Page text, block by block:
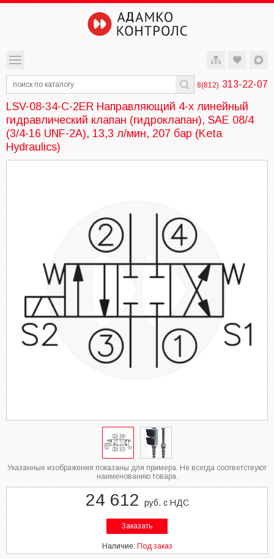
8(812) 313-22-07
LSV-08-34-C-2ER Направляющий 4-х линейный
гидравлический клапан (гидроклапан), SAE 08/4
(3/4-16 UNF-2A), 13,3 л/мин, 207 бар (Keta
Hydraulics)
Указанные изображения показаны для примера. Не всегда соответствуют
наименованию товара.
24 612 руб. с НДС
Заказать
Наличие: Под заказ